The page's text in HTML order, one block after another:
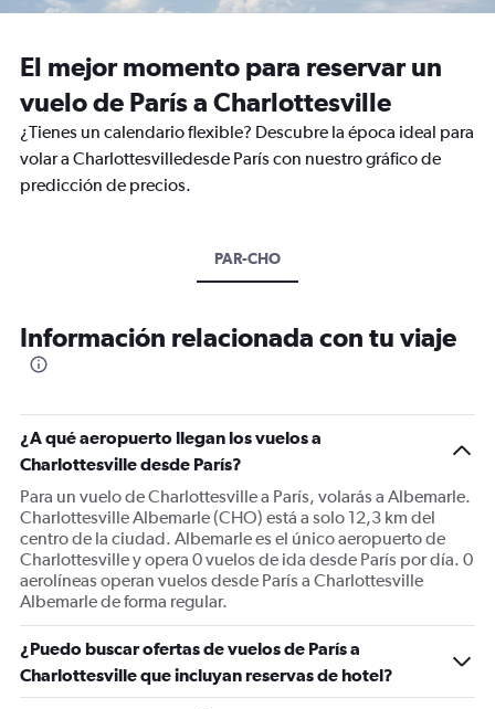
El mejor momento para reservar un
vuelo de París a Charlottesville
¿Tienes un calendario flexible? Descubre la época ideal para
volar a Charlottesvilledesde París con nuestro gráfico de
predicción de precios.
PAR-CHO
Información relacionada con tu viaje
¿A qué aeropuerto llegan los vuelos a
Charlottesville desde París?
Para un vuelo de Charlottesville a París, volarás a Albemarle.
Charlottesville Albemarle (CHO) está a solo 12,3 km del
centro de la ciudad. Albemarle es el único aeropuerto de
Charlottesville y opera 0 vuelos de ida desde París por día. 0
aerolíneas operan vuelos desde París a Charlottesville
Albemarle de forma regular.
¿Puedo buscar ofertas de vuelos de París a
Charlottesville que incluyan reservas de hotel?